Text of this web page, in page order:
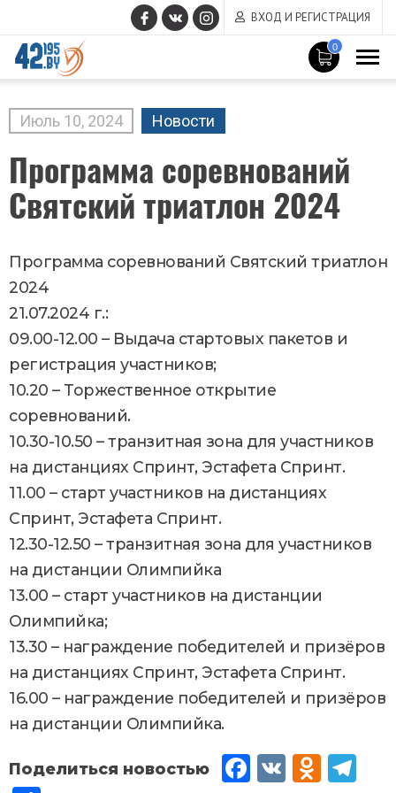
ВХОД И РЕГИСТРАЦИЯ
0
MAIN
CONTENT
Июль 10, 2024 Новости
Программа соревнований
Святский триатлон 2024
Программа соревнований Святский триатлон
2024
21.07.2024 г.:
09.00-12.00 – Выдача стартовых пакетов и
регистрация участников;
10.20 – Торжественное открытие
соревнований.
10.30-10.50 – транзитная зона для участников
на дистанциях Спринт, Эстафета Спринт.
11.00 – старт участников на дистанциях
Спринт, Эстафета Спринт.
12.30-12.50 – транзитная зона для участников
на дистанции Олимпийка
13.00 – старт участников на дистанции
Олимпийка;
13.30 – награждение победителей и призёров
на дистанциях Спринт, Эстафета Спринт.
16.00 – награждение победителей и призёров
на дистанции Олимпийка.
Fac
VK
Od